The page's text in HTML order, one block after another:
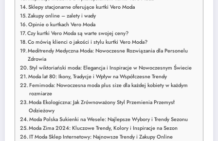
Sklepy stacjonarne oferujące kurtki Vero Moda
Zakupy online – zalety i wady
Opinie o kurtkach Vero Moda
Czy kurtki Vero Moda są warte swojej ceny?
Co mówią klienci o jakości i stylu kurtki Vero Moda?
Meditrendy Medyczna Moda: Nowoczesne Rozwiązania dla Personelu
Zdrowia
Styl wiktoriański moda: Elegancja i Inspiracje w Nowoczesnym Świecie
Moda lat 80: Ikony, Tradycje i Wpływ na Współczesne Trendy
Femimoda: Nowoczesna moda plus size dla każdej kobiety w każdym
rozmiarze
Moda Ekologiczna: Jak Zrównoważony Styl Przemienia Przemysł
Odzieżowy
Moda Polska Sukienki na Wesele: Najlepsze Wybory i Trendy Sezonu
Moda Zima 2024: Kluczowe Trendy, Kolory i Inspiracje na Sezon
IT Moda Sklep Internetowy: Najnowsze Trendy i Zakupy Online